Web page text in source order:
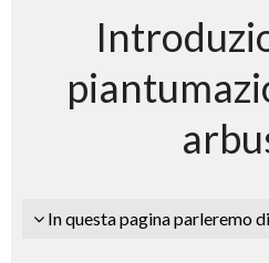
In questa pagina parleremo